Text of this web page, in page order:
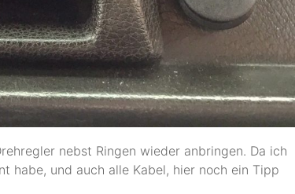
nebst Ringen wieder anbringen. Da ich
habe, und auch alle Kabel, hier noch ein Tipp